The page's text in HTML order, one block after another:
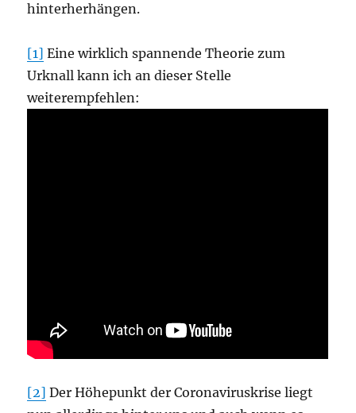
hinterherhängen.
[1] Eine wirklich spannende Theorie zum
Urknall kann ich an dieser Stelle
weiterempfehlen:
[2] Der Höhepunkt der Coronaviruskrise liegt